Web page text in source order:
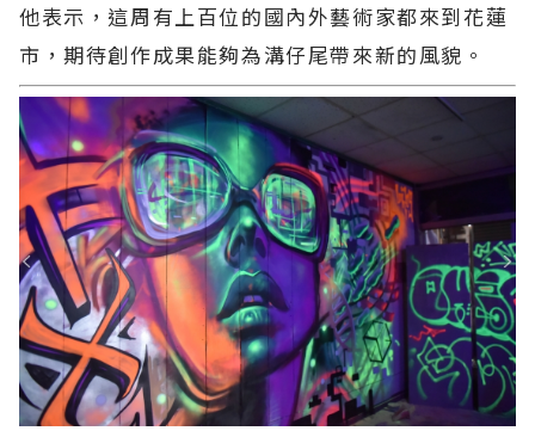
他表示，這周有上百位的國內外藝術家都來到花蓮
市，期待創作成果能夠為溝仔尾帶來新的風貌。